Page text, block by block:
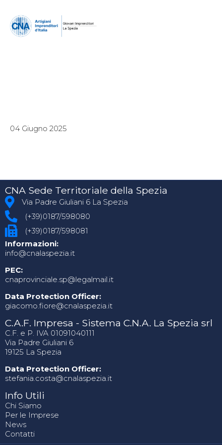
04 Giugno 2025
CNA Sede Territoriale della Spezia
Via Padre Giuliani 6 La Spezia
(+39)0187/598080
(+39)0187/598081
Informazioni:
info@cnalaspezia.it
PEC:
cnaprovinciale.sp@legalmail.it
Data Protection Officer:
giacomo.fiore@cnalaspezia.it
C.A.F. Impresa - Sistema C.N.A. La Spezia srl
C.F. e P. IVA 01091040111
Via Padre Giuliani 6
19125 La Spezia
Data Protection Officer:
stefania.costa@cnalaspezia.it
Info Utili
Chi Siamo
Per le Imprese
News
Contatti